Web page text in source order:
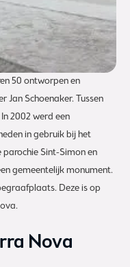
50 ontworpen en
Jan Schoenaker. Tussen
In 2002 werd een
in gebruik bij het
Sint-Simon en
gemeentelijk monument.
Deze is op
Nova